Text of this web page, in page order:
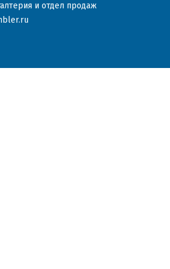
и отдел продаж